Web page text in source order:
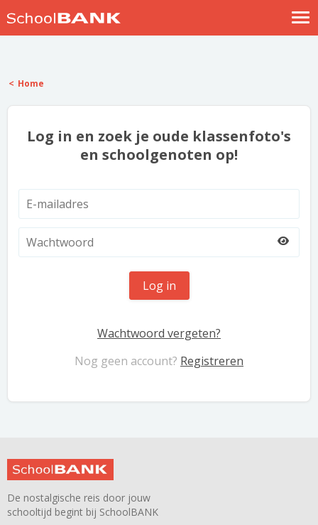
Help
Home
Log in en zoek je oude klassenfoto's
en schoolgenoten op!
Log in
Wachtwoord vergeten?
Nog geen account? Registreren
De nostalgische reis door jouw
schooltijd begint bij SchoolBANK